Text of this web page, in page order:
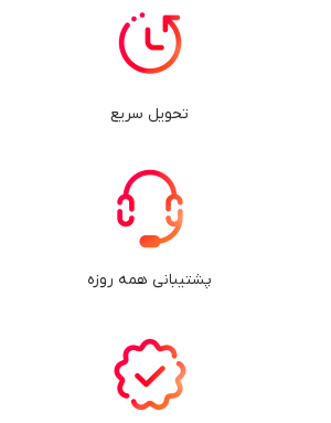
تحویل سریع
پشتیبانی همه روزه